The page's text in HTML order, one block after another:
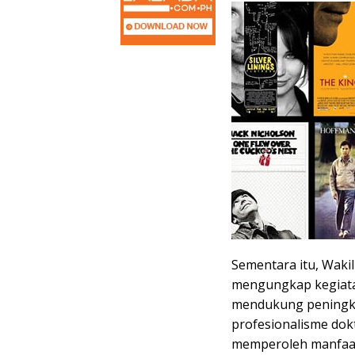
Sementara itu,
mengungkap
mendukung
profesionalisme
memperoleh